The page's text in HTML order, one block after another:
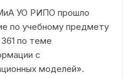
УО РИПО прошло
по учебному предмету
по теме
с
моделей».